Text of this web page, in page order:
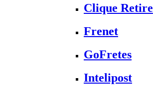
Clique Retire
Frenet
GoFretes
Intelipost